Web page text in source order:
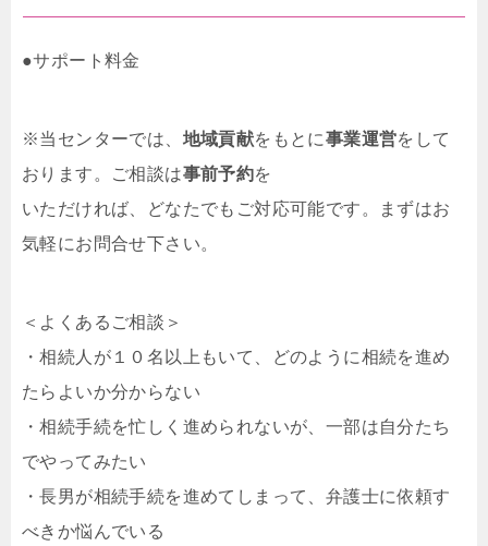
●サポート料金
※当センターでは、 地域貢献をもとに事業運営をして
おります。ご相談は事前予約を
いただければ、どなたでもご対応可能です。まずはお
気軽にお問合せ下さい。
＜よくあるご相談＞
・相続人が１０名以上もいて、どのように相続を進め
たらよいか分からない
・相続手続を忙しく進められないが、一部は自分たち
でやってみたい
・長男が相続手続を進めてしまって、弁護士に依頼す
べきか悩んでいる